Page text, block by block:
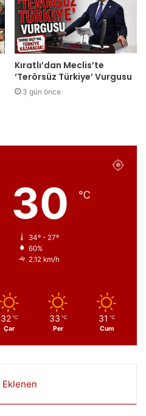
Kıratlı’dan Meclis’te
‘Terörsüz Türkiye’ Vurgusu
3 gün önce
30 ℃
34º - 27º
60%
2.12 km/h
32 ℃
Çar
33 ℃
Per
31 ℃
Cum
Eklenen